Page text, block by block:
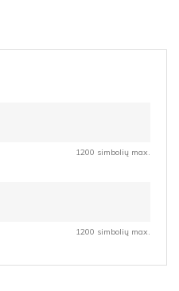
1200 simbolių max.
1200 simbolių max.